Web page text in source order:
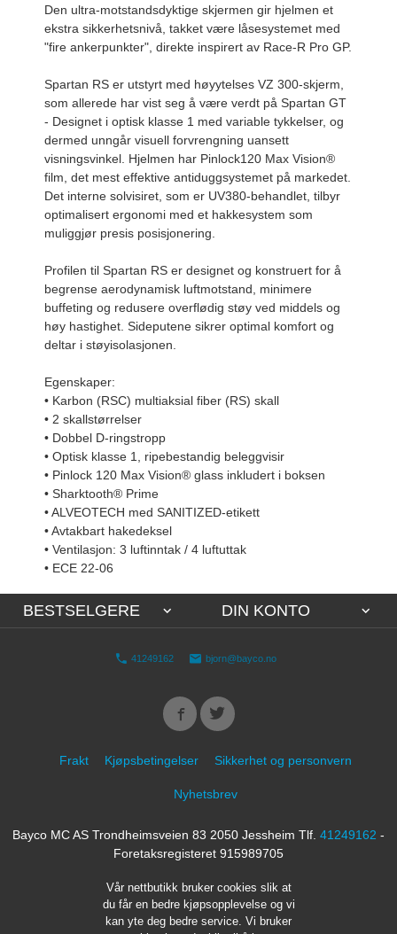
Den ultra-motstandsdyktige skjermen gir hjelmen et
ekstra sikkerhetsnivå, takket være låsesystemet med
"fire ankerpunkter", direkte inspirert av Race-R Pro GP.
Spartan RS er utstyrt med høyytelses VZ 300-skjerm,
som allerede har vist seg å være verdt på Spartan GT
- Designet i optisk klasse 1 med variable tykkelser, og
dermed unngår visuell forvrengning uansett
visningsvinkel. Hjelmen har Pinlock120 Max Vision®
film, det mest effektive antiduggsystemet på markedet.
Det interne solvisiret, som er UV380-behandlet, tilbyr
optimalisert ergonomi med et hakkesystem som
muliggjør presis posisjonering.
Profilen til Spartan RS er designet og konstruert for å
begrense aerodynamisk luftmotstand, minimere
buffeting og redusere overflødig støy ved middels og
høy hastighet. Sideputene sikrer optimal komfort og
deltar i støyisolasjonen.
Egenskaper:
• Karbon (RSC) multiaksial fiber (RS) skall
• 2 skallstørrelser
• Dobbel D-ringstropp
• Optisk klasse 1, ripebestandig beleggvisir
• Pinlock 120 Max Vision® glass inkludert i boksen
• Sharktooth® Prime
• ALVEOTECH med SANITIZED-etikett
• Avtakbart hakedeksel
• Ventilasjon: 3 luftinntak / 4 luftuttak
• ECE 22-06
BESTSELGERE DIN KONTO
41249162 bjorn@bayco.no
Frakt Kjøpsbetingelser Sikkerhet og personvern
Nyhetsbrev
Bayco MC AS Trondheimsveien 83 2050 Jessheim Tlf. 41249162 -
Foretaksregisteret 915989705
Vår nettbutikk bruker cookies slik at
du får en bedre kjøpsopplevelse og vi
kan yte deg bedre service. Vi bruker